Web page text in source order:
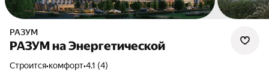
РАЗУМ
РАЗУМ на Энергетической
Строится•комфорт•4.1 (4)